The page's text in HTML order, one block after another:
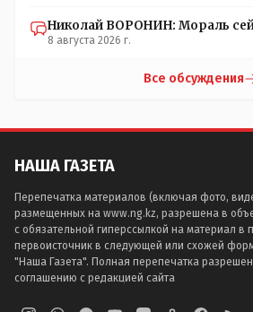
Николай ВОРОНИН: Мораль сей
8 августа 2026 г.
Все обсуждения
НАША ГАЗЕТА
Перепечатка материалов (включая фото,
размещенных на www.ng.kz, разрешена в
с обязательной гиперссылкой на материал в
первоисточник в следующей или схожей
"Наша Газета". Полная перепечатка
соглашению с редакцией сайта